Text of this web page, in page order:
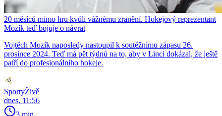
20 měsíců mimo hru kvůli vážnému zranění. Hokejový reprezentant
Mozík teď bojuje o návrat
Vojtěch Mozík naposledy nastoupil k soutěžnímu zápasu 26.
prosince 2024. Teď má pět týdnů na to, aby v Linci dokázal, že ještě
patří do profesionálního hokeje.
SportyŽivě
dnes, 11:56
3 min